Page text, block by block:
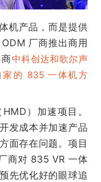
机产品，而是提供
厂商推出商用
中科创达和歌尔声
家的 835 一体机方
）加速项目。
发成本并加速产品
面存在问题。项目
商对 835 VR 一体
先优化好的眼球追